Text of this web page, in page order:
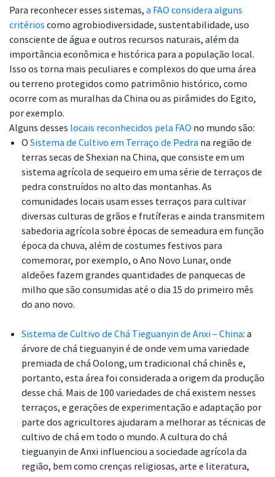
Para reconhecer esses sistemas, a FAO considera alguns
critérios como agrobiodiversidade, sustentabilidade, uso
consciente de água e outros recursos naturais, além da
importância econômica e histórica para a população local.
Isso os torna mais peculiares e complexos do que uma área
ou terreno protegidos como patrimônio histórico, como
ocorre com as muralhas da China ou as pirâmides do Egito,
por exemplo.
Alguns desses locais reconhecidos pela FAO no mundo são:
O Sistema de Cultivo em Terraço de Pedra na região de
terras secas de Shexian na China, que consiste em um
sistema agrícola de sequeiro em uma série de terraços de
pedra construídos no alto das montanhas. As
comunidades locais usam esses terraços para cultivar
diversas culturas de grãos e frutíferas e ainda transmitem
sabedoria agrícola sobre épocas de semeadura em função
época da chuva, além de costumes festivos para
comemorar, por exemplo, o Ano Novo Lunar, onde
aldeões fazem grandes quantidades de panquecas de
milho que são consumidas até o dia 15 do primeiro mês
do ano novo.
Sistema de Cultivo de Chá Tieguanyin de Anxi – China: a
árvore de chá tieguanyin é de onde vem uma variedade
premiada de chá Oolong, um tradicional chá chinês e,
portanto, esta área foi considerada a origem da produção
desse chá. Mais de 100 variedades de chá existem nesses
terraços, e gerações de experimentação e adaptação por
parte dos agricultores ajudaram a melhorar as técnicas de
cultivo de chá em todo o mundo. A cultura do chá
tieguanyin de Anxi influenciou a sociedade agrícola da
região, bem como crenças religiosas, arte e literatura,